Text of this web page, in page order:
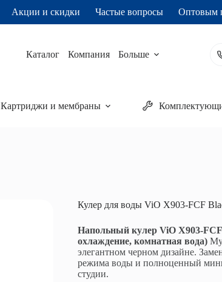
Акции и скидки Частые вопросы Оптовым
Каталог Компания Больше
Картриджи и мембраны
Кулер для воды ViO X903-FCF
Напольный кулер ViO X903-
охлаждение, комнатная вода)
элегантном черном дизайне.
режима воды и полноценный
студии.